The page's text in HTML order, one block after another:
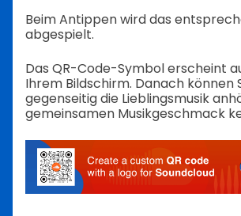
Beim Antippen wird das
abgespielt.
Das QR-Code-Symbol erscheint
Ihrem Bildschirm. Danach können
gegenseitig die Lieblingsmusik
gemeinsamen Musikgeschmack